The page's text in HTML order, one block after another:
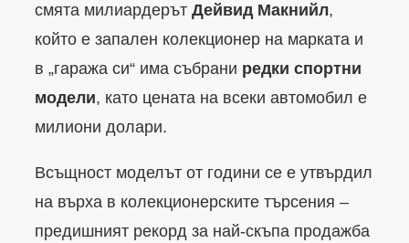
смята милиардерът Дейвид Макнийл,
който е запален колекционер на марката и
в „гаража си“ има събрани редки спортни
модели, като цената на всеки автомобил е
милиони долари.
Всъщност моделът от години се е утвърдил
на върха в колекционерските търсения –
предишният рекорд за най-скъпа продажба